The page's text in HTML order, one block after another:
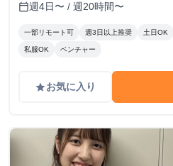
calendar_today週4日〜 / 週20時間〜
一部リモート可 週3日以上推奨 土日OK
私服OK ベンチャー
gradeお気に入り